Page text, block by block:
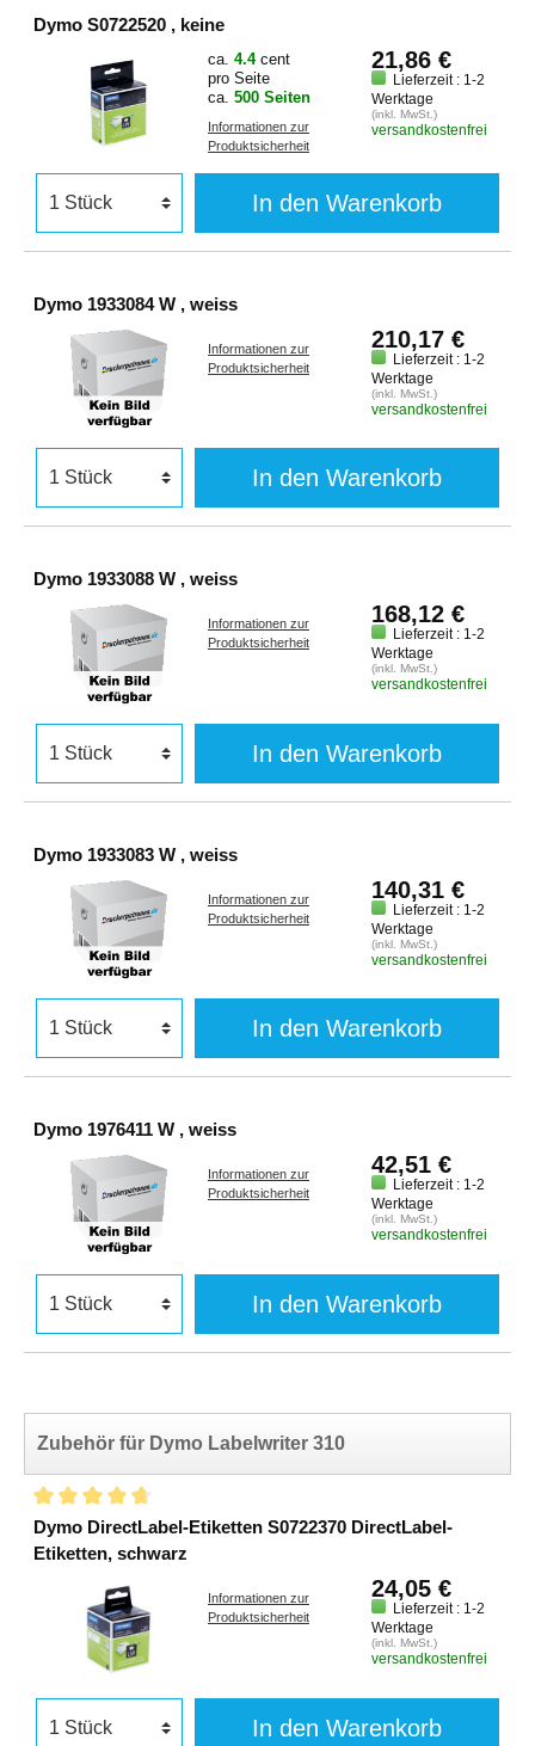
Dymo S0722520 , keine
ca. 4.4 cent
pro Seite
ca. 500 Seiten
Informationen zur
Produktsicherheit
21,86 €
Lieferzeit : 1-2
Werktage
(inkl. MwSt.)
versandkostenfrei
In den Warenkorb
Dymo 1933084 W , weiss
Informationen zur
Produktsicherheit
210,17 €
Lieferzeit : 1-2
Werktage
(inkl. MwSt.)
versandkostenfrei
In den Warenkorb
Dymo 1933088 W , weiss
Informationen zur
Produktsicherheit
168,12 €
Lieferzeit : 1-2
Werktage
(inkl. MwSt.)
versandkostenfrei
In den Warenkorb
Dymo 1933083 W , weiss
Informationen zur
Produktsicherheit
140,31 €
Lieferzeit : 1-2
Werktage
(inkl. MwSt.)
versandkostenfrei
In den Warenkorb
Dymo 1976411 W , weiss
Informationen zur
Produktsicherheit
42,51 €
Lieferzeit : 1-2
Werktage
(inkl. MwSt.)
versandkostenfrei
In den Warenkorb
Zubehör für Dymo Labelwriter 310
Dymo DirectLabel-Etiketten S0722370 DirectLabel-
Etiketten, schwarz
Informationen zur
Produktsicherheit
24,05 €
Lieferzeit : 1-2
Werktage
(inkl. MwSt.)
versandkostenfrei
In den Warenkorb